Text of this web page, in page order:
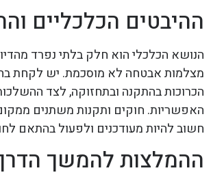
ההיבטים הכלכליים
הנושא הכלכלי הוא חלק בלתי נפרד
מצלמות אבטחה לא מוסכמת. יש לקחת
הכרוכות בהתקנה ובתחזוקה, לצד
האפשריות. חוקים ותקנות משתנים
חשוב להיות מעודכנים ולפעול בהתאם
ההמלצות להמשך